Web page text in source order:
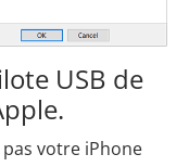
USB de
votre iPhone